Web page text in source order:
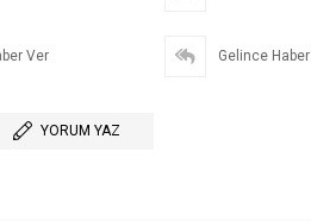
Ver Gelince
YORUM YAZ